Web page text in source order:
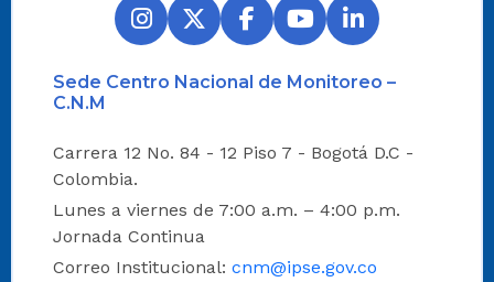
Sede Centro Nacional de Monitoreo –
C.N.M
Carrera 12 No. 84 - 12 Piso 7 - Bogotá D.C -
Colombia.
Lunes a viernes de 7:00 a.m. – 4:00 p.m.
Jornada Continua
Correo Institucional: cnm@ipse.gov.co